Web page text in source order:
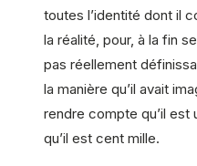
toutes l’identité dont il
la réalité, pour, à la fin
pas réellement
la manière qu’il avait
rendre compte qu’il est
qu’il est cent mille.